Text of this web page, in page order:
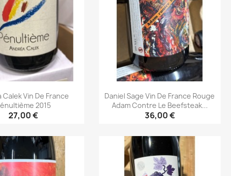
Calek Vin De France
2015
27,00 €
Aperçu rapide
Daniel Sage Vin De France Rouge
Adam Contre Le Beefsteak...
36,00 €
Aperçu rapide